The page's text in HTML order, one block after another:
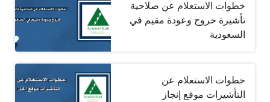
خطوات الاستعلام عن صلاحية
تأشيرة خروج وعودة مقيم في
السعودية
خطوات الاستعلام عن
التأشيرات موقع إنجاز